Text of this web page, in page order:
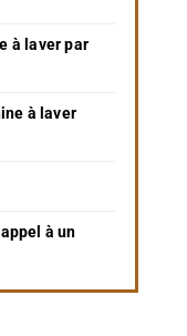
à laver par
à laver
à un